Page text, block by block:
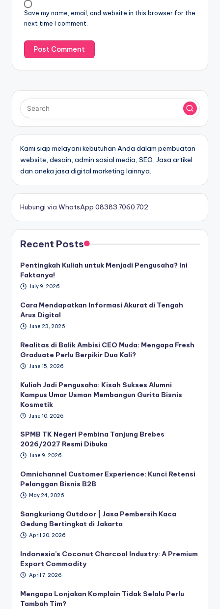
Save my name, email, and website in this browser for the
next time I comment.
Kami siap melayani kebutuhan Anda dalam pembuatan
website, desain, admin sosial media, SEO, Jasa artikel
dan aneka jasa digital marketing lainnya.
Hubungi via WhatsApp 08383.7060.702
Recent Posts
Pentingkah Kuliah untuk Menjadi Pengusaha? Ini
Faktanya!
July 9, 2026
Cara Mendapatkan Informasi Akurat di Tengah
Arus Digital
June 23, 2026
Realitas di Balik Ambisi CEO Muda: Mengapa Fresh
Graduate Perlu Berpikir Dua Kali?
June 15, 2026
Kuliah Jadi Pengusaha: Kisah Sukses Alumni
Kampus Umar Usman Membangun Gurita Bisnis
Kosmetik
June 10, 2026
SPMB TK Negeri Pembina Tanjung Brebes
2026/2027 Resmi Dibuka
June 9, 2026
Omnichannel Customer Experience: Kunci Retensi
Pelanggan Bisnis B2B
May 24, 2026
Sangkuriang Outdoor | Jasa Pembersih Kaca
Gedung Bertingkat di Jakarta
April 20, 2026
Indonesia’s Coconut Charcoal Industry: A Premium
Export Commodity
April 7, 2026
Mengapa Lonjakan Komplain Tidak Selalu Perlu
Tambah Tim?